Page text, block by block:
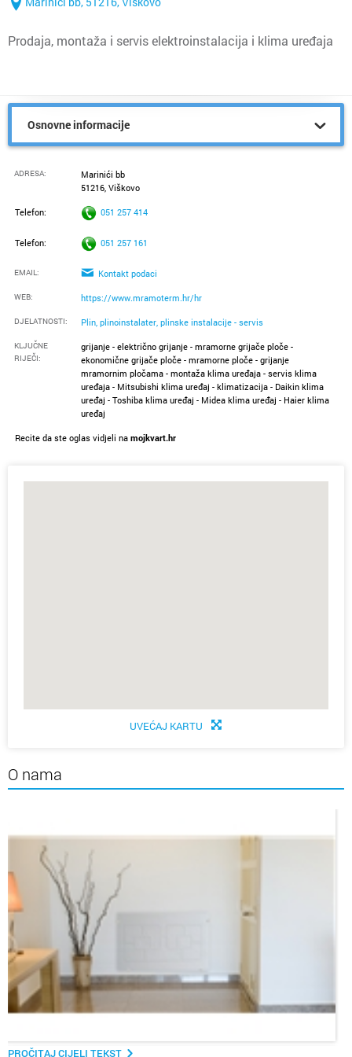
Prodaja, montaža i servis elektroinstalacija i klima uređaja
Osnovne informacije
ADRESA:
Marinići bb
51216, Viškovo
Telefon: 051 257 414
Telefon: 051 257 161
EMAIL: Kontakt podaci
WEB: https://www.mramoterm.hr/hr
DJELATNOSTI: Plin, plinoinstalater, plinske instalacije - servis
KLJUČNE
RIJEČI:
grijanje - električno grijanje - mramorne grijače ploče -
ekonomične grijače ploče - mramorne ploče - grijanje
mramornim pločama - montaža klima uređaja - servis klima
uređaja - Mitsubishi klima uređaj - klimatizacija - Daikin klima
uređaj - Toshiba klima uređaj - Midea klima uređaj - Haier klima
uređaj
Recite da ste oglas vidjeli na mojkvart.hr
UVEĆAJ KARTU
O nama
PROČITAJ CIJELI TEKST